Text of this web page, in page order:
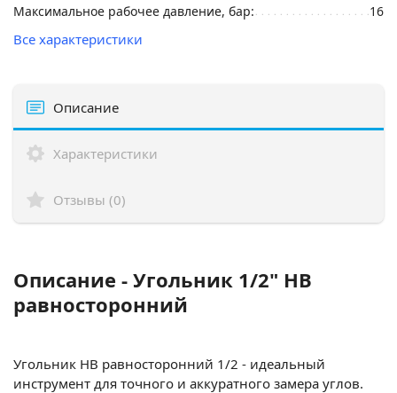
Максимальное рабочее давление, бар:
16
Все характеристики
Описание
Характеристики
Отзывы (0)
Описание - Угольник 1/2" НВ
равносторонний
Угольник НВ равносторонний 1/2 - идеальный
инструмент для точного и аккуратного замера углов.